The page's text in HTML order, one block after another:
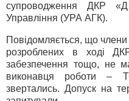
супроводження ДКР
Управління (УРА АГК).
Повідомляється, що члени
розроблених в ході
забезпечення тощо, не
виконавця роботи –
звертались. Допуск на